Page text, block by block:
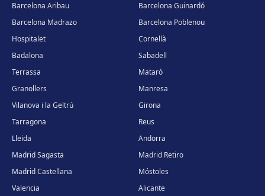
Barcelona Aribau
Barcelona Guinardó
Barcelona Madrazo
Barcelona Poblenou
Hospitalet
Cornellà
Badalona
Sabadell
Terrassa
Mataró
Granollers
Manresa
Vilanova i la Geltrú
Girona
Tarragona
Reus
Lleida
Andorra
Madrid Sagasta
Madrid Retiro
Madrid Castellana
Móstoles
Valencia
Alicante